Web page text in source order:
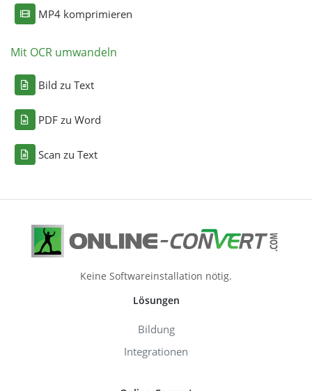
MP4 komprimieren
Mit OCR umwandeln
Bild zu Text
PDF zu Word
Scan zu Text
Keine Softwareinstallation nötig.
Lösungen
Bildung
Integrationen